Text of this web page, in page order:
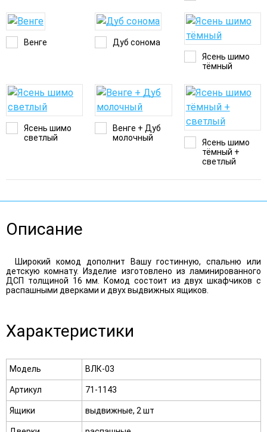
Венге
Дуб сонома
Ясень шимо
тёмный
Ясень шимо
светлый
Венге + Дуб
молочный
Ясень шимо
тёмный +
светлый
Описание
Широкий комод дополнит Вашу гостинную, спальню или
детскую комнату. Изделие изготовлено из ламинированного
ДСП толщиной 16 мм. Комод состоит из двух шкафчиков с
распашными дверками и двух выдвижных ящиков.
Характеристики
Модель ВЛК-03
Артикул 71-1143
Ящики выдвижные, 2 шт